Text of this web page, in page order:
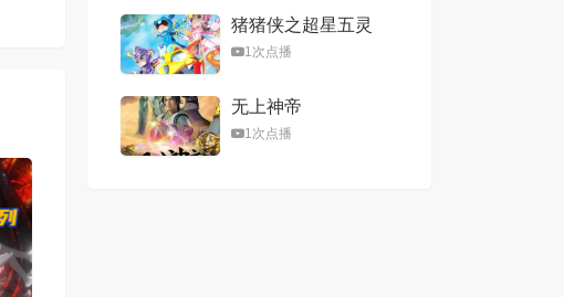
猪猪侠之超星五灵
侠第二季
1次点播
无上神帝
1次点播